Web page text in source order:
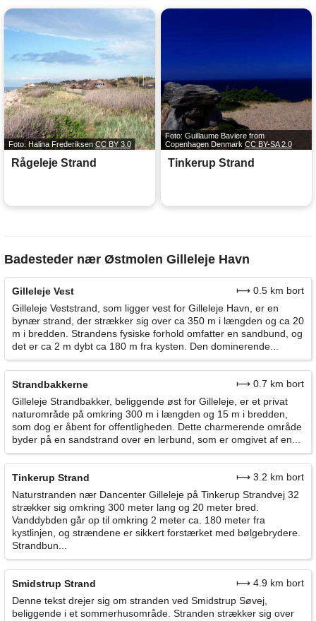
Foto: Halina Frederiksen CC BY 3.0
Rågeleje Strand
Foto: Guillaume Baviere from
Copenhagen Denmark CC BY-SA 2.0
Tinkerup Strand
Badesteder nær Østmolen Gilleleje Havn
Gilleleje Vest
⟼ 0.5 km bort
Gilleleje Veststrand, som ligger vest for Gilleleje Havn, er en
bynær strand, der strækker sig over ca 350 m i længden og ca 20
m i bredden. Strandens fysiske forhold omfatter en sandbund, og
det er ca 2 m dybt ca 180 m fra kysten. Den dominerende...
Strandbakkerne
⟼ 0.7 km bort
Gilleleje Strandbakker, beliggende øst for Gilleleje, er et privat
naturområde på omkring 300 m i længden og 15 m i bredden,
som dog er åbent for offentligheden. Dette charmerende område
byder på en sandstrand over en lerbund, som er omgivet af en...
Tinkerup Strand
⟼ 3.2 km bort
Naturstranden nær Dancenter Gilleleje på Tinkerup Strandvej 32
strækker sig omkring 300 meter lang og 20 meter bred.
Vanddybden går op til omkring 2 meter ca. 180 meter fra
kystlinjen, og strændene er sikkert forstærket med bølgebrydere.
Strandbun...
Smidstrup Strand
⟼ 4.9 km bort
Denne tekst drejer sig om stranden ved Smidstrup Søvej,
beliggende i et sommerhusområde. Stranden strækker sig over